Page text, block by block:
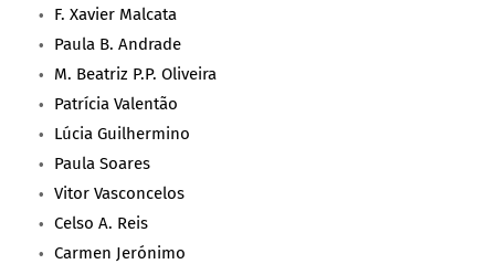
F. Xavier Malcata
Paula B. Andrade
M. Beatriz P.P. Oliveira
Patrícia Valentão
Lúcia Guilhermino
Paula Soares
Vitor Vasconcelos
Celso A. Reis
Carmen Jerónimo